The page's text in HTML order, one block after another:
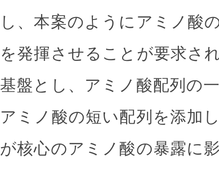
し、本案のようにアミノ酸
を発揮させることが要求さ
基盤とし、アミノ酸配列の
アミノ酸の短い配列を添加
が核心のアミノ酸の暴露に